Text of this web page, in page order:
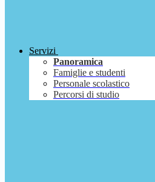
Servizi
Panoramica
Famiglie e studenti
Personale scolastico
Percorsi di studio